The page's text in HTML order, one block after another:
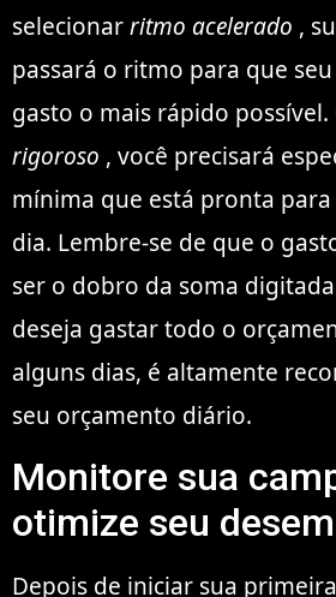
selecionarritmo acelerado ,
passará o ritmo para que
gasto o mais rápido possível.
rigoroso , você precisará
mínima que está pronta
dia. Lembre-se de que o
ser o dobro da soma
deseja gastar todo o
alguns dias, é altamente
seu orçamento diário.
Monitore sua
otimize seu
Depois de iniciar sua